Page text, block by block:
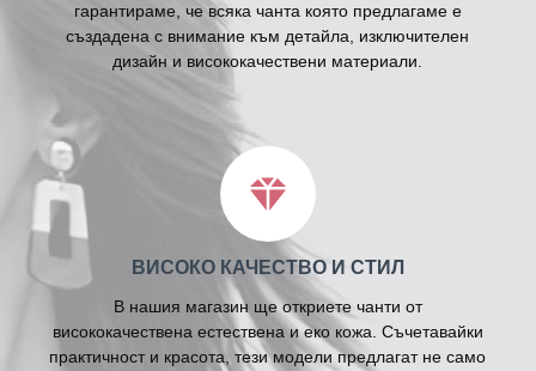
гарантираме, че всяка чанта която предлагаме е
създадена с внимание към детайла, изключителен
дизайн и висококачествени материали.
ВИСОКО КАЧЕСТВО И СТИЛ
В нашия магазин ще откриете чанти от
висококачествена естествена и еко кожа. Съчетавайки
практичност и красота, тези модели предлагат не само